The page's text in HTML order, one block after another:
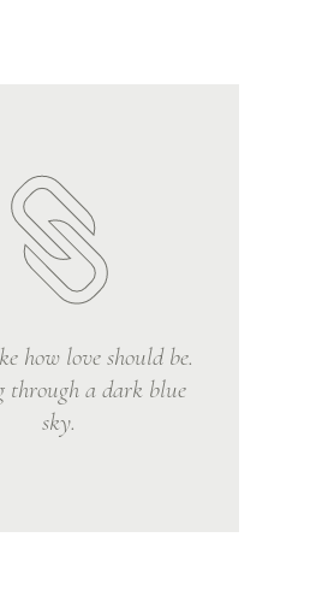
how love should be.
through a dark blue
sky.